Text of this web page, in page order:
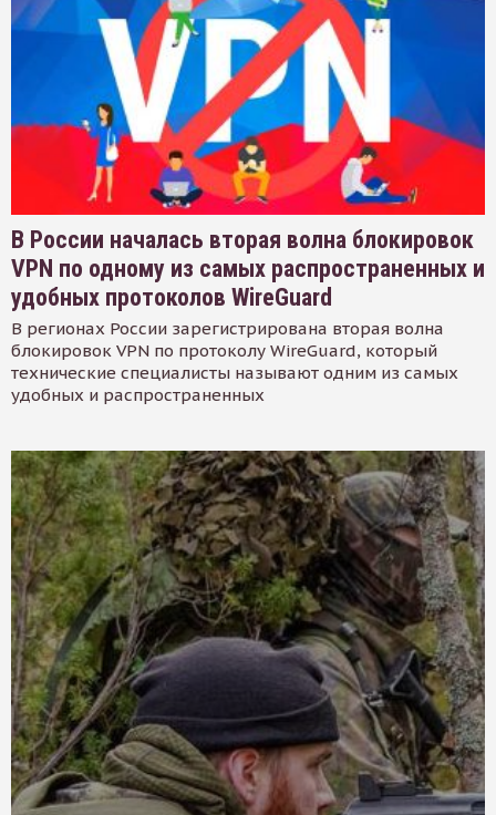
В России началась вторая волна блокировок
VPN по одному из самых распространенных и
удобных протоколов WireGuard
В регионах России зарегистрирована вторая волна
блокировок VPN по протоколу WireGuard, который
технические специалисты называют одним из самых
удобных и распространенных